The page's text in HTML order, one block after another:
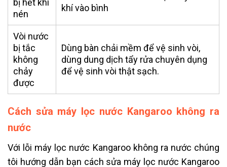
bị hết khí
nén
khí vào bình
Vòi nước
bị tắc
không
chảy
được
Dùng bàn chải mềm để vệ sinh vòi,
dùng dung dịch tẩy rửa chuyên dụng
để vệ sinh vòi thật sạch.
Cách sửa máy lọc nước Kangaroo không ra
nước
Với lỗi máy lọc nước Kangaroo không ra nước chúng
tôi hướng dẫn bạn cách sửa máy lọc nước Kangaroo